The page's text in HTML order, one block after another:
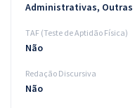
Administrativas, Outras
TAF (Teste de Aptidão Física)
Não
Redação Discursiva
Não